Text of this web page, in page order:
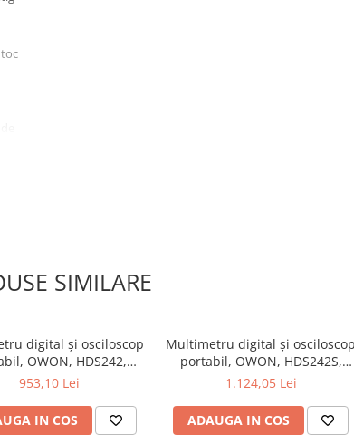
SIMILARE
digital și osciloscop
OWON, HDS242,
1kV, 200mA-
953,10 Lei
IN COS
Multimetru digital și osciloscop
portabil, OWON, HDS242S,
200mV-1kV, 200mA-
1.124,05 Lei
ADAUGA IN COS